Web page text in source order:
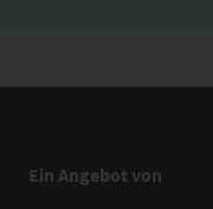
Ein Angebot von